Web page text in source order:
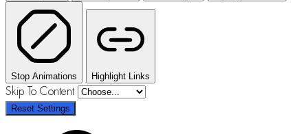
Stop Animations Highlight Links
Skip To Content
Reset Settings